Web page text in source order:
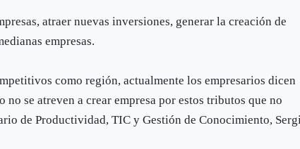
atraer nuevas inversiones, generar la creación de
empresas.
como región, actualmente los empresarios dicen
se atreven a crear empresa por estos tributos que no
de Productividad, TIC y Gestión de Conocimiento,